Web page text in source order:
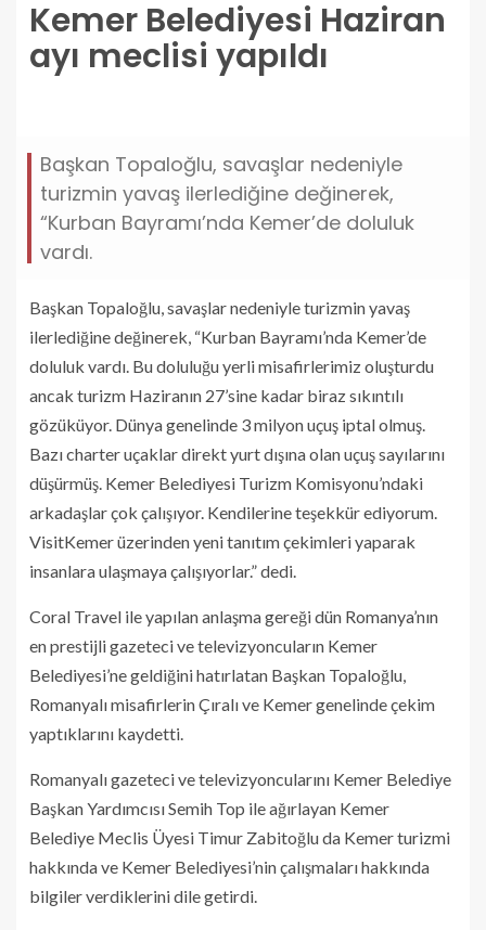
Kemer Belediyesi Haziran
ayı meclisi yapıldı
Başkan Topaloğlu, savaşlar nedeniyle
turizmin yavaş ilerlediğine değinerek,
“Kurban Bayramı’nda Kemer’de doluluk
vardı.
Başkan Topaloğlu, savaşlar nedeniyle turizmin yavaş
ilerlediğine değinerek, “Kurban Bayramı’nda Kemer’de
doluluk vardı. Bu doluluğu yerli misafirlerimiz oluşturdu
ancak turizm Haziranın 27’sine kadar biraz sıkıntılı
gözüküyor. Dünya genelinde 3 milyon uçuş iptal olmuş.
Bazı charter uçaklar direkt yurt dışına olan uçuş sayılarını
düşürmüş. Kemer Belediyesi Turizm Komisyonu’ndaki
arkadaşlar çok çalışıyor. Kendilerine teşekkür ediyorum.
VisitKemer üzerinden yeni tanıtım çekimleri yaparak
insanlara ulaşmaya çalışıyorlar.” dedi.
Coral Travel ile yapılan anlaşma gereği dün Romanya’nın
en prestijli gazeteci ve televizyoncuların Kemer
Belediyesi’ne geldiğini hatırlatan Başkan Topaloğlu,
Romanyalı misafirlerin Çıralı ve Kemer genelinde çekim
yaptıklarını kaydetti.
Romanyalı gazeteci ve televizyoncularını Kemer Belediye
Başkan Yardımcısı Semih Top ile ağırlayan Kemer
Belediye Meclis Üyesi Timur Zabitoğlu da Kemer turizmi
hakkında ve Kemer Belediyesi’nin çalışmaları hakkında
bilgiler verdiklerini dile getirdi.